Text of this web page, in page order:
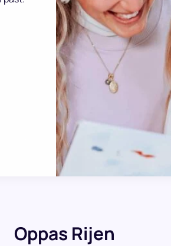
Oppas Rijen